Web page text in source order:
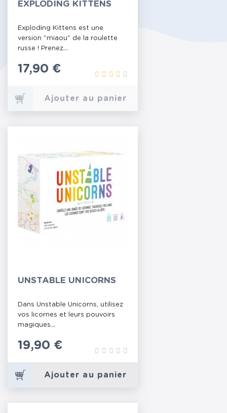
EXPLODING KITTENS
Exploding Kittens est une
version "miaou" de la roulette
russe ! Prenez...
Prix
17,90 €
Ajouter au panier
UNSTABLE UNICORNS
Dans Unstable Unicorns, utilisez
vos licornes et leurs pouvoirs
magiques...
Prix
19,90 €
Ajouter au panier